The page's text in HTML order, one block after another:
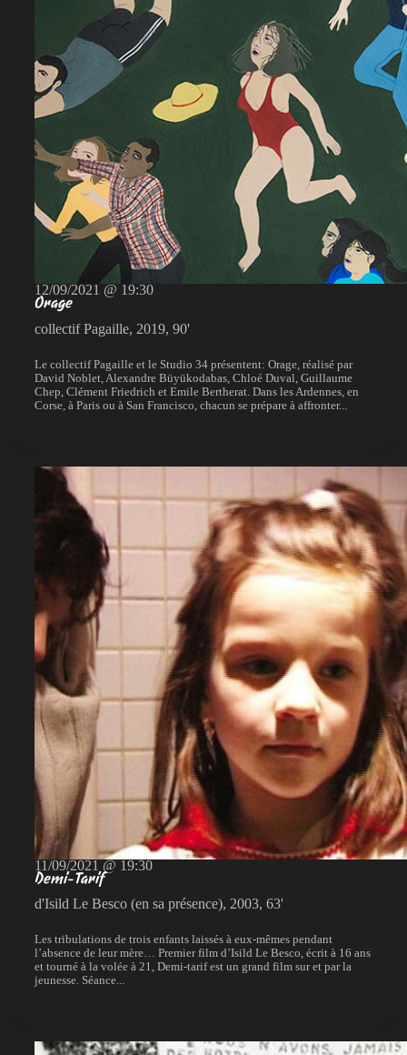
12/09/2021 @ 19:30
Orage
collectif Pagaille, 2019, 90'
Le collectif Pagaille et le Studio 34 présentent: Orage, réalisé par
David Noblet, Alexandre Büyükodabas, Chloé Duval, Guillaume
Chep, Clément Friedrich et Emile Bertherat. Dans les Ardennes, en
Corse, à Paris ou à San Francisco, chacun se prépare à affronter...
11/09/2021 @ 19:30
Demi-Tarif
d'Isild Le Besco (en sa présence), 2003, 63'
Les tribulations de trois enfants laissés à eux-mêmes pendant
l’absence de leur mère… Premier film d’Isild Le Besco, écrit à 16 ans
et tourné à la volée à 21, Demi-tarif est un grand film sur et par la
jeunesse. Séance...